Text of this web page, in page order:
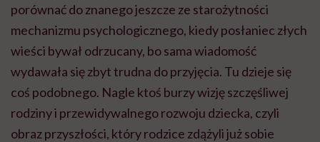
porównać do znanego jeszcze ze starożytności
mechanizmu psychologicznego, kiedy posłaniec złych
wieści bywał odrzucany, bo sama wiadomość
wydawała się zbyt trudna do przyjęcia. Tu dzieje się
coś podobnego. Nagle ktoś burzy wizję szczęśliwej
rodziny i przewidywalnego rozwoju dziecka, czyli
obraz przyszłości, który rodzice zdążyli już sobie